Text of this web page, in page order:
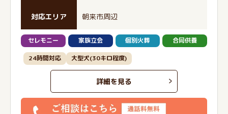
対応エリア 朝来市周辺
セレモニー 家族立会 個別火葬 合同供養
24時間対応 大型犬(30キロ程度)
詳細を見る